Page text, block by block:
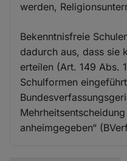
werden,
Bekenntnisfreie
dadurch aus, dass sie
erteilen (Art. 149 Abs.
Schulformen
anheimgegeben“